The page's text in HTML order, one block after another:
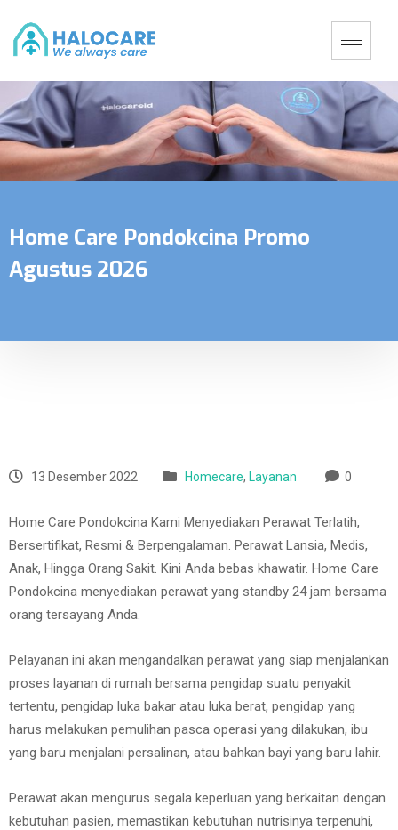
Home Care Pondokcina Promo
Agustus 2026
13 Desember 2022 Homecare, Layanan 0
Home Care Pondokcina Kami Menyediakan Perawat Terlatih,
Bersertifikat, Resmi & Berpengalaman. Perawat Lansia, Medis,
Anak, Hingga Orang Sakit. Kini Anda bebas khawatir. Home Care
Pondokcina menyediakan perawat yang standby 24 jam bersama
orang tersayang Anda.
Pelayanan ini akan mengandalkan perawat yang siap menjalankan
proses layanan di rumah bersama pengidap suatu penyakit
tertentu, pengidap luka bakar atau luka berat, pengidap yang
harus melakukan pemulihan pasca operasi yang dilakukan, ibu
yang baru menjalani persalinan, atau bahkan bayi yang baru lahir.
Perawat akan mengurus segala keperluan yang berkaitan dengan
kebutuhan pasien, memastikan kebutuhan nutrisinya terpenuhi,